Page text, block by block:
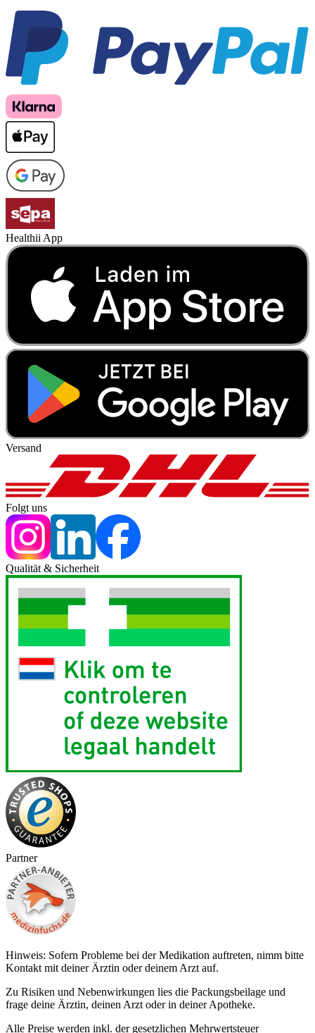
Healthii App
Versand
Folgt uns
Qualität & Sicherheit
Partner
Hinweis: Sofern Probleme bei der Medikation auftreten, nimm bitte
Kontakt mit deiner Ärztin oder deinem Arzt auf.
Zu Risiken und Nebenwirkungen lies die Packungsbeilage und
frage deine Ärztin, deinen Arzt oder in deiner Apotheke.
Alle Preise werden inkl. der gesetzlichen Mehrwertsteuer